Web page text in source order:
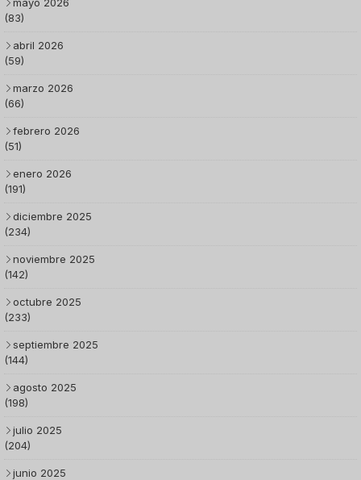
(83)
abril 2026
(59)
marzo 2026
(66)
febrero 2026
(51)
enero 2026
(191)
diciembre 2025
(234)
noviembre 2025
(142)
octubre 2025
(233)
septiembre 2025
(144)
agosto 2025
(198)
julio 2025
(204)
junio 2025